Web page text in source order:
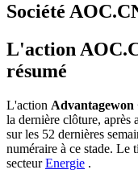
Société
L'action
résumé
L'action
la dernière clôture, après
sur les 52 dernières
numéraire à ce stade. Le
secteurEnergie .